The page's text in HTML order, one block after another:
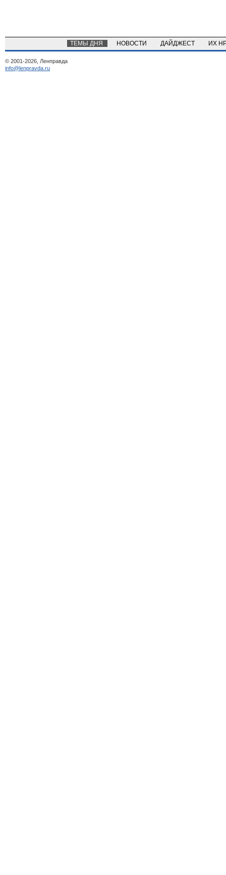
ТЕМЫ ДНЯ НОВОСТИ ДАЙДЖЕСТ ИХ
© 2001-2026, Ленправда
info@lenpravda.ru